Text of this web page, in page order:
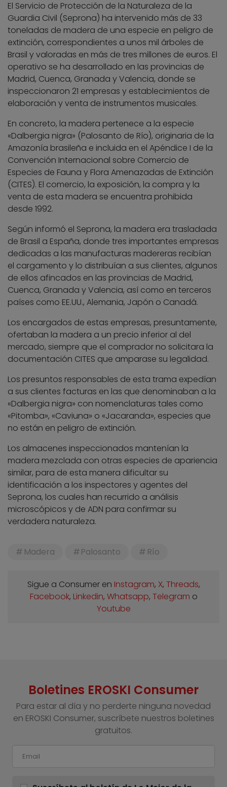
El Servicio de Protección de la Naturaleza de la
Guardia Civil (Seprona) ha intervenido más de 33
toneladas de madera de una especie en peligro de
extinción, correspondientes a unos mil árboles de
Brasil y valoradas en más de tres millones de euros. El
operativo se ha desarrollado en las provincias de
Madrid, Cuenca, Granada y Valencia, donde se
inspeccionaron 21 empresas y establecimientos de
elaboración y venta de instrumentos musicales.
En concreto, la madera pertenece a la especie
«Dalbergia nigra» (Palosanto de Río), originaria de la
Amazonía brasileña e incluida en el Apéndice I de la
Convención Internacional sobre Comercio de
Especies de Fauna y Flora Amenazadas de Extinción
(CITES). El comercio, la exposición, la compra y la
venta de esta madera se encuentra prohibida
desde 1992.
Según informó el Seprona, la madera era trasladada
de Brasil a España, donde tres importantes empresas
dedicadas a las manufacturas madereras recibían
el cargamento y lo distribuían a sus clientes, algunos
de ellos afincados en las provincias de Madrid,
Cuenca, Granada y Valencia, así como en terceros
países como EE.UU., Alemania, Japón o Canadá.
Los encargados de estas empresas, presuntamente,
ofertaban la madera a un precio inferior al del
mercado, siempre que el comprador no solicitara la
documentación CITES que amparase su legalidad.
Los presuntos responsables de esta trama expedían
a sus clientes facturas en las que denominaban a la
«Dalbergia nigra» con nomenclaturas tales como
«Pitomba», «Caviuna» o «Jacaranda», especies que
no están en peligro de extinción.
Los almacenes inspeccionados mantenían la
madera mezclada con otras especies de apariencia
similar, para de esta manera dificultar su
identificación a los inspectores y agentes del
Seprona, los cuales han recurrido a análisis
microscópicos y de ADN para confirmar su
verdadera naturaleza.
Madera Palosanto Río
Sigue a Consumer en Instagram, X, Threads,
Facebook, Linkedin, Whatsapp, Telegram o
Youtube
Boletines EROSKI Consumer
Para estar al día y no perderte ninguna novedad
en EROSKI Consumer, suscríbete nuestros boletines
gratuitos.